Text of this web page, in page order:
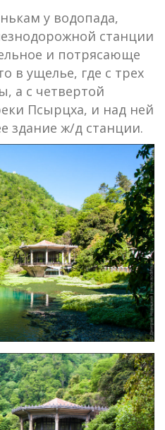
у водопада,
станции
и потрясающе
в ущелье, где с трех
а с четвертой
Псырцха, и над ней
здание ж/д станции.